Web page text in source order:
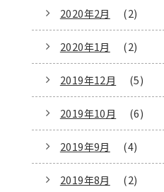
2020年2月 (2)
2020年1月 (2)
2019年12月 (5)
2019年10月 (6)
2019年9月 (4)
2019年8月 (2)